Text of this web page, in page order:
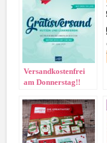
Versandkostenfrei
am Donnerstag!!